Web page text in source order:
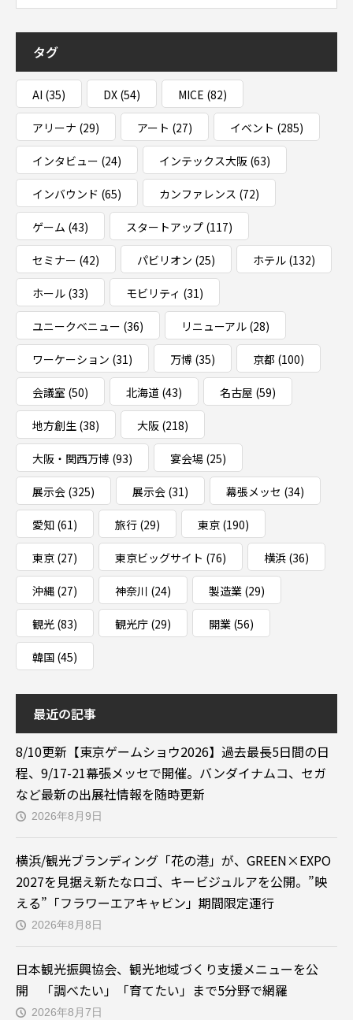
タグ
AI (35) DX (54) MICE (82)
アリーナ (29) アート (27) イベント (285)
インタビュー (24) インテックス大阪 (63)
インバウンド (65) カンファレンス (72)
ゲーム (43) スタートアップ (117)
セミナー (42) パビリオン (25) ホテル (132)
ホール (33) モビリティ (31)
ユニークベニュー (36) リニューアル (28)
ワーケーション (31) 万博 (35) 京都 (100)
会議室 (50) 北海道 (43) 名古屋 (59)
地方創生 (38) 大阪 (218)
大阪・関西万博 (93) 宴会場 (25)
展示会 (325) 展示会 (31) 幕張メッセ (34)
愛知 (61) 旅行 (29) 東京 (190)
東京 (27) 東京ビッグサイト (76) 横浜 (36)
沖縄 (27) 神奈川 (24) 製造業 (29)
観光 (83) 観光庁 (29) 開業 (56)
韓国 (45)
最近の記事
8/10更新【東京ゲームショウ2026】過去最長5日間の日
程、9/17-21幕張メッセで開催。バンダイナムコ、セガ
など最新の出展社情報を随時更新
2026年8月9日
横浜/観光ブランディング「花の港」が、GREEN×EXPO
2027を見据え新たなロゴ、キービジュルアを公開。”映
える”「フラワーエアキャビン」期間限定運行
2026年8月8日
日本観光振興協会、観光地域づくり支援メニューを公
開 「調べたい」「育てたい」まで5分野で網羅
2026年8月7日